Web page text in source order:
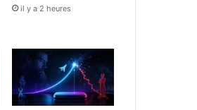
il y a 2 heures